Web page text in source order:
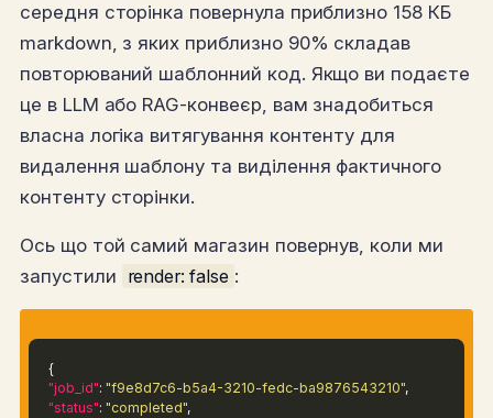
середня сторінка повернула приблизно 158 КБ
markdown, з яких приблизно 90% складав
повторюваний шаблонний код. Якщо ви подаєте
це в LLM або RAG-конвеєр, вам знадобиться
власна логіка витягування контенту для
видалення шаблону та виділення фактичного
контенту сторінки.
Ось що той самий магазин повернув, коли ми
запустили render: false :
{
"job_id": "f9e8d7c6-b5a4-3210-fedc-ba9876543210",
"status": "completed",